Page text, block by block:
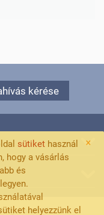
×
sütiket használ
hogy a vásárlás
és
helyezzünk el
kérése
Kft.